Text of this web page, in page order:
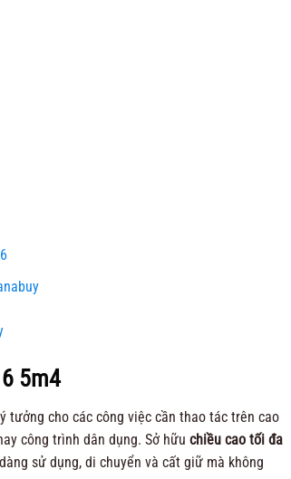
5m4
tưởng cho các công việc cần thao tác trên cao
công trình dân dụng. Sở hữu chiều cao tối đa
sử dụng, di chuyển và cất giữ mà không